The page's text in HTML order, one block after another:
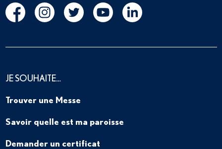
JE SOUHAITE…
Trouver une Messe
Savoir quelle est ma paroisse
Demander un certificat